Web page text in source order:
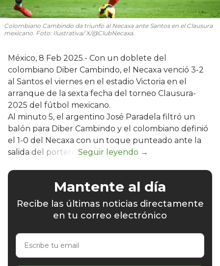
Colombiano Cambindo da triunfo al Necaxa ante Santos en el Clausura
mexicano. Foto: Ilustrativa/ X/@ClubNecaxa.
México, 8 Feb 2025.- Con un doblete del
colombiano Diber Cambindo, el Necaxa venció 3-2
al Santos el viernes en el estadio Victoria en el
arranque de la sexta fecha del torneo Clausura-
2025 del fútbol mexicano.
Al minuto 5, el argentino José Paradela filtró un
balón para Diber Cambindo y el colombiano definió
el 1-0 del Necaxa con un toque punteado ante la
salida del portero.
Mantente al día
Recibe las últimas noticias directamente
en tu correo electrónico
Escribe
email